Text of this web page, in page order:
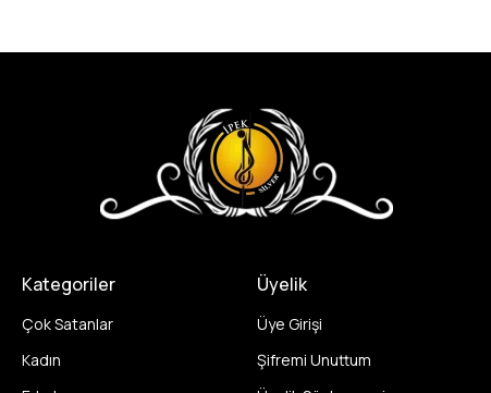
Kategoriler
Çok Satanlar
Kadın
Üyelik
Üye Girişi
Şifremi Unuttum